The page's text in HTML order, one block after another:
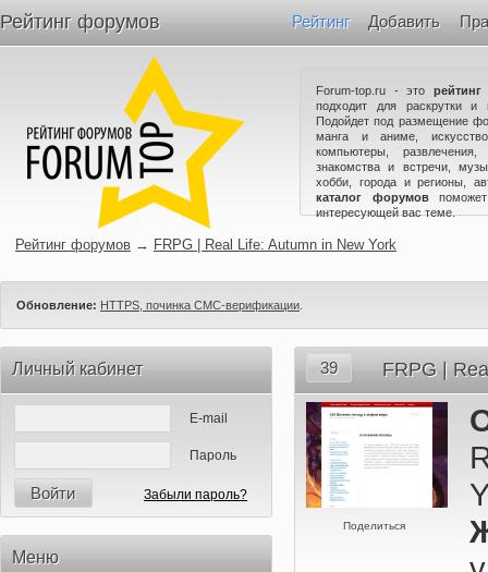
Рейтинг форумов Рейтинг Добавить
Forum-top.ru - это
подходит для раскрутки и
Подойдет под размещение
манга и аниме,
компьютеры,
знакомства и встречи,
хобби, города и регионы,
каталог форумов
интересующей вас теме.
Рейтинг форумов → FRPG | Real Life: Autumn in New York
Обновление: HTTPS, починка СМС-верификации
Личный кабинет
E-mail
Пароль
Войти Забыли пароль?
Меню
39 FRPG |
Поделиться